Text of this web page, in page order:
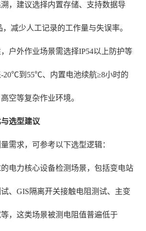
，建议选择内置存储、支持数据导
减少人工记录的工作量与失误率。
户外作业场景需选择IP54以上防护等
20℃到55℃、内置电池续航≥8小时的
空等复杂作业环境。
选型建议
需求，可参考以下选型逻辑：
电力核心设备检测场景，包括变电站
、GIS隔离开关接触电阻测试、主变
，这类场景被测电阻值普遍低于